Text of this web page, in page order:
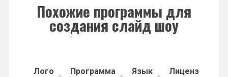
Похожие программы для
создания слайд шоу
Лого Программа Язык Лицензия